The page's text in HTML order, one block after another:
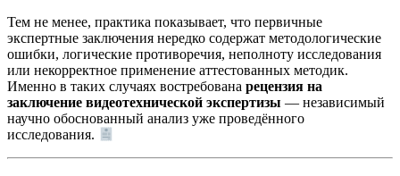
Тем не менее, практика показывает, что первичные
экспертные заключения нередко содержат методологические
ошибки, логические противоречия, неполноту исследования
или некорректное применение аттестованных методик.
Именно в таких случаях востребована рецензия на
заключение видеотехнической экспертизы — независимый
научно обоснованный анализ уже проведённого
исследования.